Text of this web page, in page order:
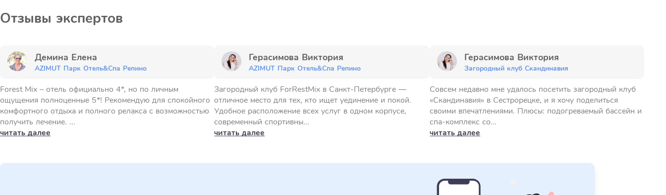
Отзывы экспертов
Демина Елена
AZIMUT Парк Отель&Спа Репино
Forest Mix – отель официально 4*, но по личным
ощущения полноценные 5*! Рекомендую для спокойного
комфортного отдыха и полного релакса с возможностью
получить лечение. ...
читать далее
Герасимова Виктория
AZIMUT Парк Отель&Спа Репино
Загородный клуб ForRestMix в Санкт-Петербурге —
отличное место для тех, кто ищет уединение и покой.
Удобное расположение всех услуг в одном корпусе,
современный спортивны...
читать далее
Герасимова Виктория
Загородный клуб Скандинавия
Совсем недавно мне удалось посетить загородный клуб
«Скандинавия» в Сестрорецке, и я хочу поделиться
своими впечатлениями. Плюсы: подогреваемый бассейн и
спа-комплекс со...
читать далее